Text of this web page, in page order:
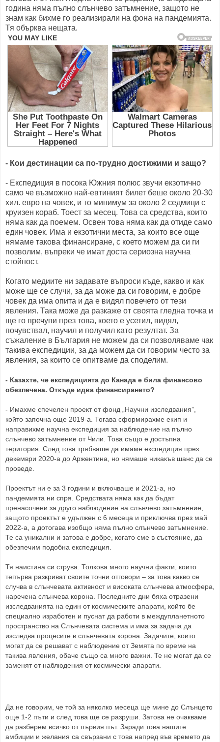
година няма пълно слънчево затъмнение, защото не
знам как бихме го реализирали на фона на пандемията.
Тя обърква нещата.
- Кои дестинации са по-трудно достижими и защо?
- Експедиция в посока Южния полюс звучи екзотично
само че възможно най-евтиният билет беше около 20-30
хил. евро на човек, и то минимум за около 2 седмици с
круизен кораб. Тоест за месец. Това са средства, които
няма как да поемем. Освен това няма как да отиде само
един човек. Има и екзотични места, за които все още
нямаме такова финансиране, с което можем да си ги
позволим, въпреки че имат доста сериозна научна
стойност.
Когато медиите ни задавате въпроси къде, какво и как
може ще се случи, за да може да си говорим, е добре
човек да има опита и да е видял повечето от тези
явления. Така може да разкаже от своята гледна точка и
ще го пречупи през това, което е усетил, видял,
почувствал, научил и получил като резултат. За
съжаление в България не можем да си позволяваме чак
такива експедиции, за да можем да си говорим често за
явления, за които се опитваме да споделим.
- Казахте, че експедицията до Канада е била финансово
обезпечена. Откъде идва финансирането?
- Имахме спечелен проект от фонд „Научни изследвания”,
който започна още 2019-а. Тогава сформирахме екип и
направихме научна експедиция за наблюдение на пълно
слънчево затъмнение от Чили. Това също е достъпна
територия. След това трябваше да имаме експедиция през
декември 2020-а до Аржентина, но нямаше никакъв шанс да се
проведе.
Проектът ни е за 3 години и включваше и 2021-а, но
пандемията ни спря. Средствата няма как да бъдат
пренасочени за друго наблюдение на слънчево затъмнение,
защото проектът е удължен с 6 месеца и приключва през май
2022-а, а дотогава изобщо няма пълно слънчево затъмнение.
Те са уникални и затова е добре, когато сме в състояние, да
обезпечим подобна експедиция.
Тя наистина си струва. Толкова много научни факти, които
тепърва разкриват своите точни отговори – за това какво се
случва в слънчевата активност и високата слънчева атмосфера,
наречена слънчева корона. Последните дни бяха отразени
изследванията на един от космическите апарати, който бе
специално изработен и пуснат да работи в междупланетното
пространство на Слънчевата система и има за задача да
изследва процесите в слънчевата корона. Задачите, които
могат да се решават с наблюдение от Земята по време на
такива явления, обаче също са много важни. Те не могат да се
заменят от наблюдения от космически апарати.
Да не говорим, че той за няколко месеца ще мине до Слънцето
още 1-2 пъти и след това ще се разруши. Затова не очакваме
да разберем всичко от първия път. Заради това нашите
амбиции и желания са свързани с това напред във времето да